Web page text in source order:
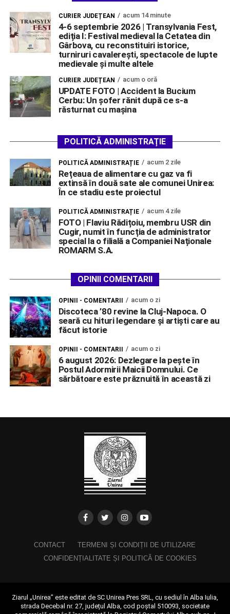
CURIER JUDEȚEAN acum 14 minute
4-6 septembrie 2026 | Transylvania Fest,
ediția I: Festival medieval la Cetatea din
Gârbova, cu reconstituiri istorice,
turniruri cavalerești, spectacole de lupte
medievale și multe altele
CURIER JUDEȚEAN acum o oră
UPDATE FOTO | Accident la Bucium
Cerbu: Un șofer rănit după ce s-a
răsturnat cu mașina
POLITICĂ ADMINISTRAȚIE
POLITICĂ ADMINISTRAȚIE acum 2 zile
Rețeaua de alimentare cu gaz va fi
extinsă în două sate ale comunei Unirea:
În ce stadiu este proiectul
POLITICĂ ADMINISTRAȚIE acum 4 zile
FOTO | Flaviu Rădițoiu, membru USR din
Cugir, numit în funcția de administrator
special la o filială a Companiei Naționale
ROMARM S.A.
OPINII COMENTARII
OPINII - COMENTARII acum o zi
Discoteca ’80 revine la Cluj-Napoca. O
seară cu hituri legendare și artiști care au
făcut istorie
OPINII - COMENTARII acum o zi
6 august 2026: Dezlegare la pește în
Postul Adormirii Maicii Domnului. Ce
sărbătoare este prăznuită în această zi
CONTACT
TERMENI ȘI CONDIȚII DE UTILIZARE
CONFIDENȚIALITATE ȘI POLITICĂ DE COOKIES
Ziarul „Unirea” este editat de SC Unirea Pres SRL, cu sediul în Alba Iulia,
strada Decebal nr. 27, județul Alba, cod poștal 510093, societate